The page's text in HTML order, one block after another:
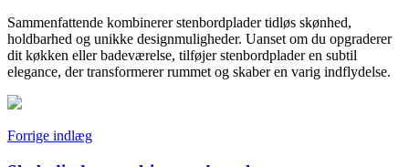
Sammenfattende kombinerer stenbordplader tidløs skønhed,
holdbarhed og unikke designmuligheder. Uanset om du opgraderer
dit køkken eller badeværelse, tilføjer stenbordplader en subtil
elegance, der transformerer rummet og skaber en varig indflydelse.
Indlægsnavigation
Forrige indlæg